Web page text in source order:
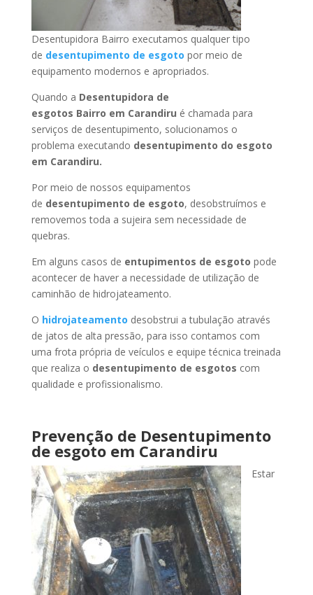
Desentupidora Bairro executamos qualquer tipo
de desentupimento de esgoto por meio de
equipamento modernos e apropriados.
Quando a Desentupidora de
esgotos Bairro em Carandiru é chamada para
serviços de desentupimento, solucionamos o
problema executando desentupimento do esgoto
em Carandiru.
Por meio de nossos equipamentos
de desentupimento de esgoto, desobstruímos e
removemos toda a sujeira sem necessidade de
quebras.
Em alguns casos de entupimentos de esgoto pode
acontecer de haver a necessidade de utilização de
caminhão de hidrojateamento.
O hidrojateamento desobstrui a tubulação através
de jatos de alta pressão, para isso contamos com
uma frota própria de veículos e equipe técnica treinada
que realiza o desentupimento de esgotos com
qualidade e profissionalismo.
Prevenção de Desentupimento
de esgoto em Carandiru
Estar